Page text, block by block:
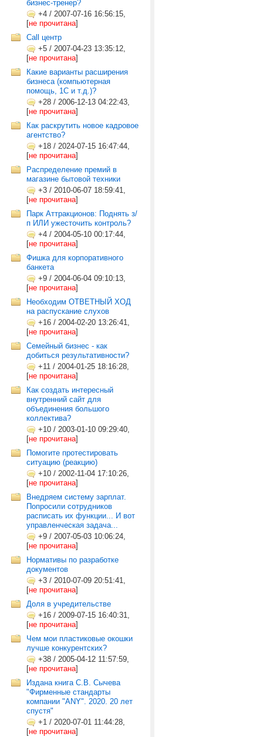
бизнес-тренер?
+4 / 2007-07-16 16:56:15,
[не прочитана]
Call центр
+5 / 2007-04-23 13:35:12,
[не прочитана]
Какие варианты расширения
бизнеса (компьютерная
помощь, 1С и т.д.)?
+28 / 2006-12-13 04:22:43,
[не прочитана]
Как раскрутить новое кадровое
агентство?
+18 / 2024-07-15 16:47:44,
[не прочитана]
Распределение премий в
магазине бытовой техники
+3 / 2010-06-07 18:59:41,
[не прочитана]
Парк Аттракционов: Поднять з/
п ИЛИ ужесточить контроль?
+4 / 2004-05-10 00:17:44,
[не прочитана]
Фишка для корпоративного
банкета
+9 / 2004-06-04 09:10:13,
[не прочитана]
Необходим ОТВЕТНЫЙ ХОД
на распускание слухов
+16 / 2004-02-20 13:26:41,
[не прочитана]
Семейный бизнес - как
добиться результативности?
+11 / 2004-01-25 18:16:28,
[не прочитана]
Как создать интересный
внутренний сайт для
объединения большого
коллектива?
+10 / 2003-01-10 09:29:40,
[не прочитана]
Помогите протестировать
ситуацию (реакцию)
+10 / 2002-11-04 17:10:26,
[не прочитана]
Внедряем систему зарплат.
Попросили сотрудников
расписать их функции... И вот
управленческая задача...
+9 / 2007-05-03 10:06:24,
[не прочитана]
Нормативы по разработке
документов
+3 / 2010-07-09 20:51:41,
[не прочитана]
Доля в учредительстве
+16 / 2009-07-15 16:40:31,
[не прочитана]
Чем мои пластиковые окошки
лучше конкурентских?
+38 / 2005-04-12 11:57:59,
[не прочитана]
Издана книга С.В. Сычева
"Фирменные стандарты
компании "ANY". 2020. 20 лет
спустя"
+1 / 2020-07-01 11:44:28,
[не прочитана]